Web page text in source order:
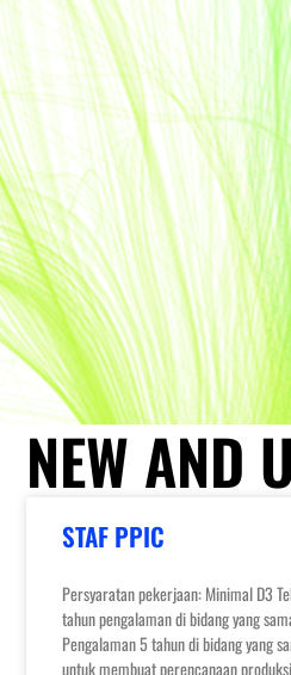
NEW AND
STAF PPIC
Persyaratan pekerjaan: Minimal D3
tahun pengalaman di bidang yang
Pengalaman 5 tahun di bidang yang
untuk membuat perencanaan